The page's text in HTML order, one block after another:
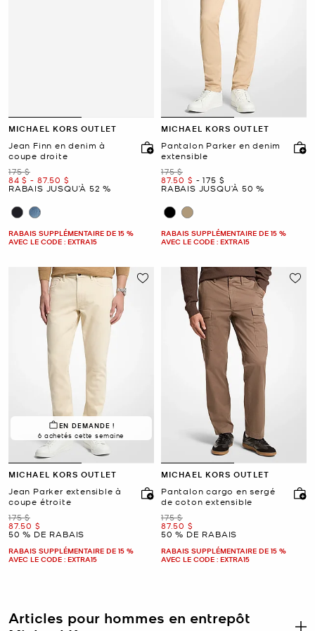
MICHAEL KORS OUTLET
Jean Finn en denim à
coupe droite
était
175 $
maintenant
84 $ -
to maintenant
87.50 $
RABAIS JUSQU’À 52 %
RABAIS SUPPLÉMENTAIRE DE 15 %
AVEC LE CODE : EXTRA15
MICHAEL KORS OUTLET
Pantalon Parker en denim
extensible
était
175 $
maintenant
87.50 $ -
to maintenant
175 $
RABAIS JUSQU’À 50 %
RABAIS SUPPLÉMENTAIRE DE 15 %
AVEC LE CODE : EXTRA15
EN DEMANDE !
6 achetés cette semaine
MICHAEL KORS OUTLET
Jean Parker extensible à
coupe étroite
était
175 $
maintenant
87.50 $
50 % DE RABAIS
RABAIS SUPPLÉMENTAIRE DE 15 %
AVEC LE CODE : EXTRA15
MICHAEL KORS OUTLET
Pantalon cargo en sergé
de coton extensible
était
175 $
maintenant
87.50 $
50 % DE RABAIS
RABAIS SUPPLÉMENTAIRE DE 15 %
AVEC LE CODE : EXTRA15
Articles pour hommes en entrepôt